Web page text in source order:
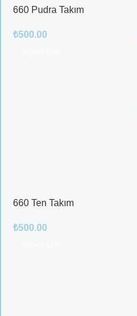
660 Pudra Takım
₺500.00
660 Ten Takım
₺500.00